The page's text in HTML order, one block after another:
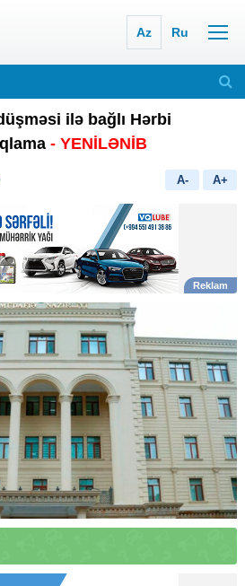
Az Ru
ilə bağlı Hərbi
- YENİLƏNİB
A- A+